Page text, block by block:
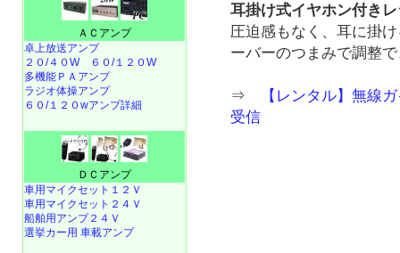
耳掛け式イヤホン付き
圧迫感もなく、耳に掛
ーバーのつまみで調整
⇒
【レンタル】無線
受信
ＡＣアンプ
卓上放送アンプ
２０/４０W
６０/１２０W
多機能ＰＡアンプ
ラジオ体操アンプ
６０/１２０wアンプ詳細
ＤＣアンプ
車用マイクセット１２Ｖ
車用マイクセット２４Ｖ
船舶用アンプ２４Ｖ
選挙カー用 車載アンプ